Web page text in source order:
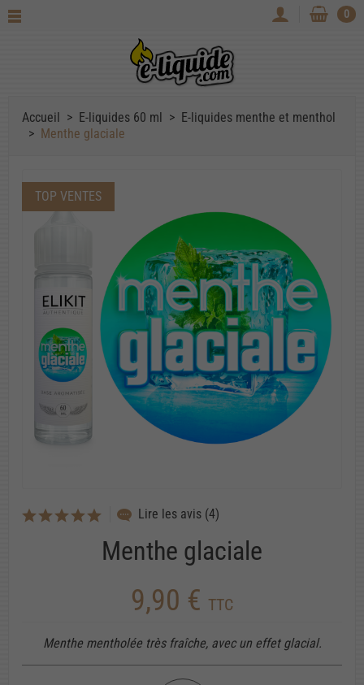
0
Accueil E-liquides 60 ml
E-liquides menthe et menthol
Menthe glaciale
TOP VENTES
Lire les avis (4)
Menthe glaciale
9,90 € TTC
Menthe mentholée très fraîche, avec un effet glacial.